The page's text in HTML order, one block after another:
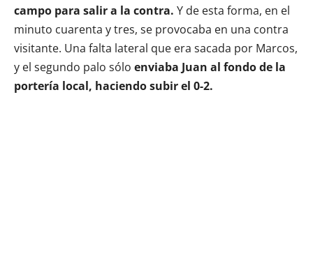
campo para salir a la contra. Y de esta forma, en el
minuto cuarenta y tres, se provocaba en una contra
visitante. Una falta lateral que era sacada por Marcos,
y el segundo palo sólo enviaba Juan al fondo de la
portería local, haciendo subir el 0-2.